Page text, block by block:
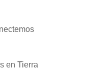
en Tierra